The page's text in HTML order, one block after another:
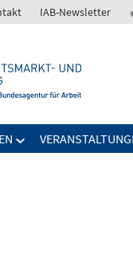
IAB-Newsletter